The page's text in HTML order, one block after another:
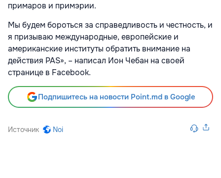
примаров и примэрии.
Мы будем бороться за справедливость и честность, и
я призываю международные, европейские и
американские институты обратить внимание на
действия PAS», – написал Ион Чебан на своей
странице в Facebook.
Подпишитесь на новости Point.md в Google
Источник Noi